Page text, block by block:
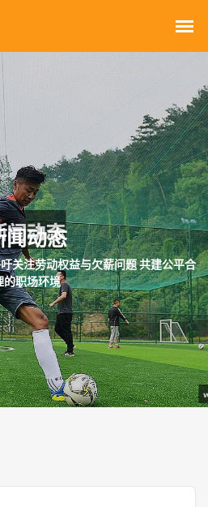
闻动态
关注劳动权益与欠薪问题 共建公平合
的职场环境